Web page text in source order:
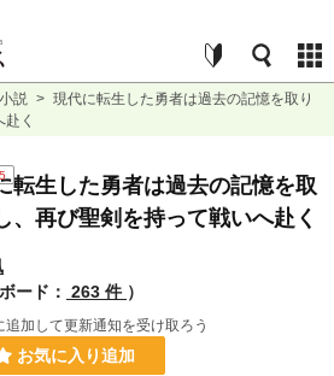
説 > 現代に転生した勇者は過去の記憶を取り
く
転生した勇者は過去の記憶を取
、再び聖剣を持って戦いへ赴く
ード： 263 件 ）
追加して更新通知を受け取ろう
お気に入り追加